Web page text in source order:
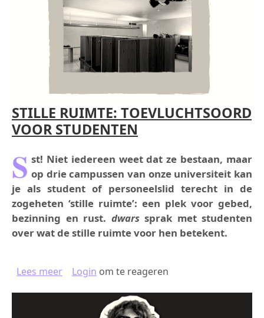
STILLE RUIMTE: TOEVLUCHTSOORD
VOOR STUDENTEN
S st! Niet iedereen weet dat ze bestaan, maar
op drie campussen van onze universiteit kan
je als student of personeelslid terecht in de
zogeheten ‘stille ruimte’: een plek voor gebed,
bezinning en rust. dwarssprak met studenten
over wat de stille ruimte voor hen betekent.
Lees meerover STILLE RUIMTE: TOEVLUCHTSOORD
Login om te reageren